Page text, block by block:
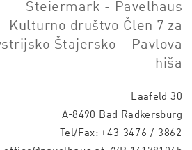
Steiermark - Pavelhaus
Kulturno društvo Člen 7 za
Štajersko – Pavlova
hiša
Laafeld 30
A-8490 Bad Radkersburg
Tel/Fax:+43 3476 / 3862